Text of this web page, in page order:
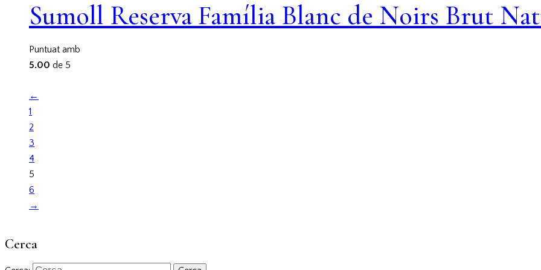
Sumoll Reserva Família Blanc de Noirs Brut
Puntuat amb
5.00 de 5
←
1
2
3
4
5
6
→
Cerca